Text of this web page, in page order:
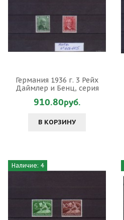
Германия 1936 г. 3 Рейх
Даймлер и Бенц, серия
910.80руб.
В КОРЗИНУ
Наличие: 4